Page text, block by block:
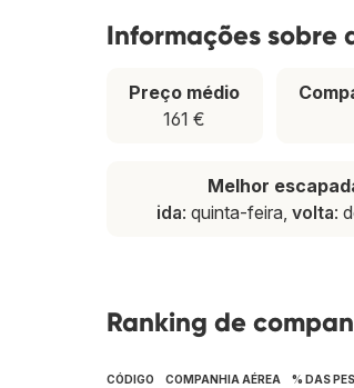
Informações sobre
Preço médio
161 €
Melhor
ida: quinta-feira, volta:
Ranking de
CÓDIGO COMPANHIA AÉREA % DAS